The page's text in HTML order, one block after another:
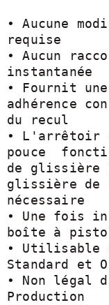
• Aucune
requise
• Aucun
instantanée
• Fournit
adhérence
du recul
• L'arrêtoir
pouce
de glissière
glissière
nécessaire
• Une fois
boîte à
• Utilisable
Standard et
• Non légal
Production